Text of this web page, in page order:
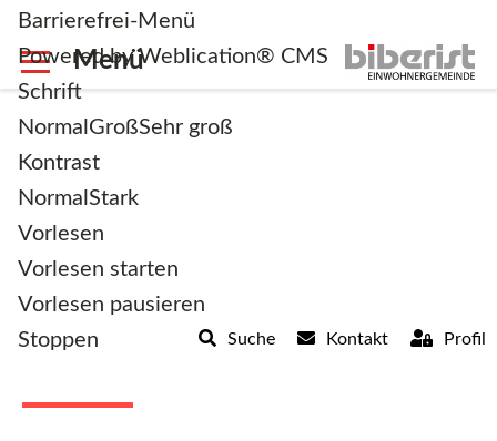
Barrierefrei-Menü
Powered by Weblication® CMS
Schrift
Normal GroßSehr groß
Kontrast
Normal Stark
Vorlesen
Vorlesen starten
Vorlesen pausieren
Stoppen
Profil
Kontakt
Suche
Pass 10 (Biometrischer
Pass)